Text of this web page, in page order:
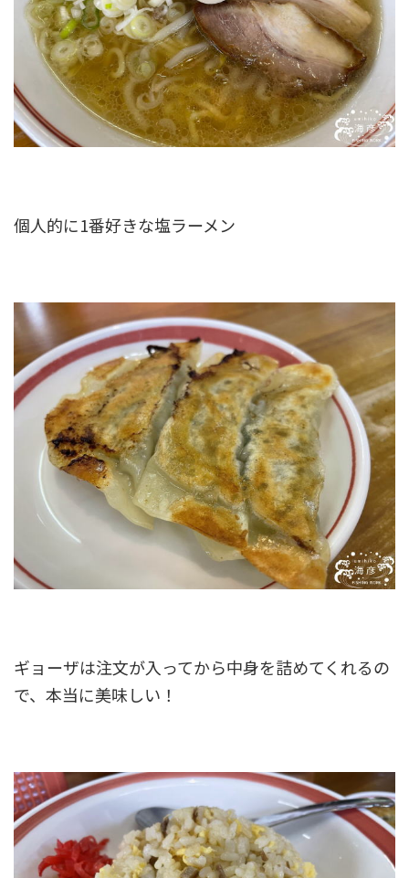
個人的に1番好きな塩ラーメン
ギョーザは注文が入ってから中身を詰めてくれるの
で、本当に美味しい！